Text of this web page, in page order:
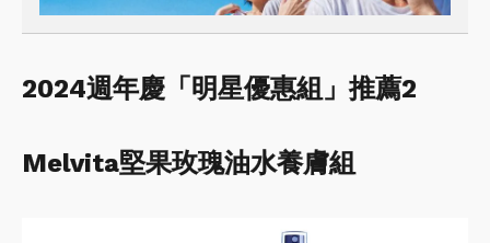
2024週年慶「明星優惠組」推薦2
Melvita堅果玫瑰油水養膚組